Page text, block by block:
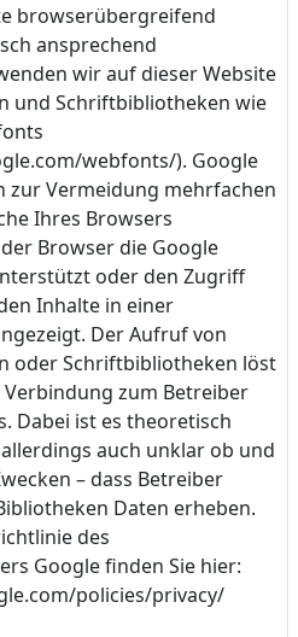
browserübergreifend
ansprechend
wir auf dieser Website
und Schriftbibliotheken wie
webfonts/). Google
zur Vermeidung mehrfachen
Ihres Browsers
Browser die Google
oder den Zugriff
Inhalte in einer
Der Aufruf von
oder Schriftbibliotheken löst
zum Betreiber
Dabei ist es theoretisch
auch unklar ob und
– dass Betreiber
Daten erheben.
des
Google finden Sie hier:
policies/privacy/